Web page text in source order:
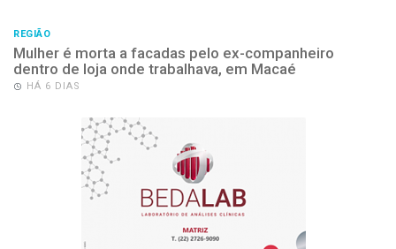
REGIÃO
Mulher é morta a facadas pelo ex-companheiro
dentro de loja onde trabalhava, em Macaé
HÁ 6 DIAS